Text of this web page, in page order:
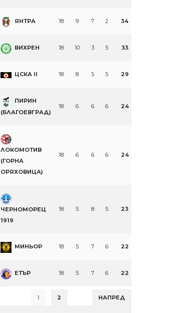
ЯНТРА 18 9 7 2 34
ВИХРЕН 18 10 3 5 33
ЦСКА II 18 8 5 5 29
ПИРИН
(БЛАГОЕВГРАД)
18 6 6 6 24
ЛОКОМОТИВ
(ГОРНА
ОРЯХОВИЦА)
18 6 6 6 24
ЧЕРНОМОРЕЦ
1919
18 5 8 5 23
МИНЬОР 18 5 7 6 22
ЕТЪР 18 5 7 6 22
1 2 НАПРЕД